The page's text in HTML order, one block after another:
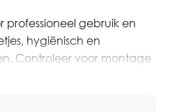
professioneel gebruik en
hygiënisch en
Controleer voor montage
en aansluiting op het